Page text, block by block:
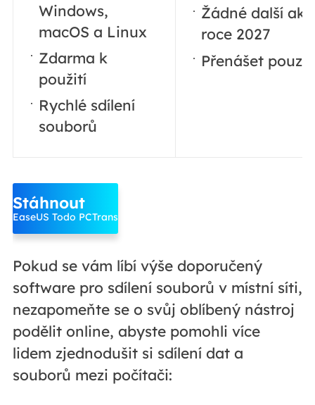
Windows,
macOS a Linux
Zdarma k
použití
Rychlé sdílení
souborů
Žádné další
roce 2027
Přenášet
Stáhnout
EaseUS Todo PCTrans
Pokud se vám líbí výše doporučený
software pro sdílení souborů v místní síti,
nezapomeňte se o svůj oblíbený nástroj
podělit online, abyste pomohli více
lidem zjednodušit si sdílení dat a
souborů mezi počítači: